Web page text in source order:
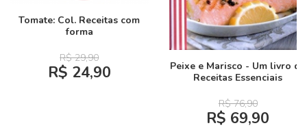
Tomate: Col. Receitas com
forma
R$ 29,90
R$ 24,90
Peixe e Marisco - Um livro de
Receitas Essenciais
R$ 76,90
R$ 69,90